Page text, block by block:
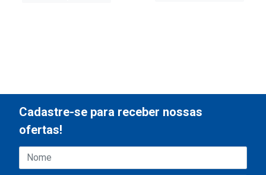
Cadastre-se para receber nossas
ofertas!